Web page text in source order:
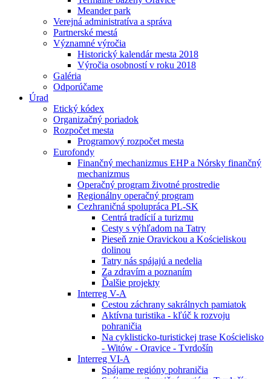
Meander park
Verejná administratíva a správa
Partnerské mestá
Významné výročia
Historický kalendár mesta 2018
Výročia osobností v roku 2018
Galéria
Odporúčame
Úrad
Etický kódex
Organizačný poriadok
Rozpočet mesta
Programový rozpočet mesta
Eurofondy
Finančný mechanizmus EHP a Nórsky finančný
mechanizmus
Operačný program životné prostredie
Regionálny operačný program
Cezhraničná spolupráca PL-SK
Centrá tradícií a turizmu
Cesty s výhľadom na Tatry
Pieseň znie Oravickou a Kościeliskou
dolinou
Tatry nás spájajú a nedelia
Za zdravím a poznaním
Ďalšie projekty
Interreg V-A
Cestou záchrany sakrálnych pamiatok
Aktívna turistika - kľúč k rozvoju
pohraničia
Na cyklisticko-turistickej trase Kościelisko
- Witów - Oravice - Tvrdošín
Interreg VI-A
Spájame regióny pohraničia